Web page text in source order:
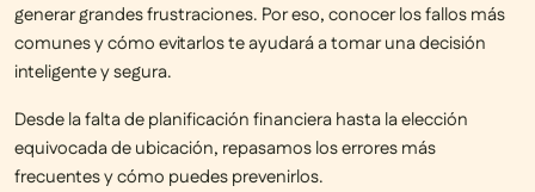
generar grandes frustraciones. Por eso, conocer los fallos más
comunes y cómo evitarlos te ayudará a tomar una decisión
inteligente y segura.
Desde la falta de planificación financiera hasta la elección
equivocada de ubicación, repasamos los errores más
frecuentes y cómo puedes prevenirlos.